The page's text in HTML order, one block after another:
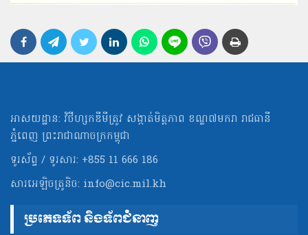
អាសយដ្ឋាន: វិថីហ្សកឌីមីត្រូវ សង្កាត់មិត្ដភាព ខណ្ឌ៧មករា រាជធានី
ភ្នំពេញ ព្រះរាជាណាចក្រកម្ពុជា
ទូរស័ព្ទ / ទូរសារ: +855 11 666 186
សារអេឡិចត្រូនិច: info@cic.mil.kh
ប្រភេទទ័ព និងទ័ពជំនាញ